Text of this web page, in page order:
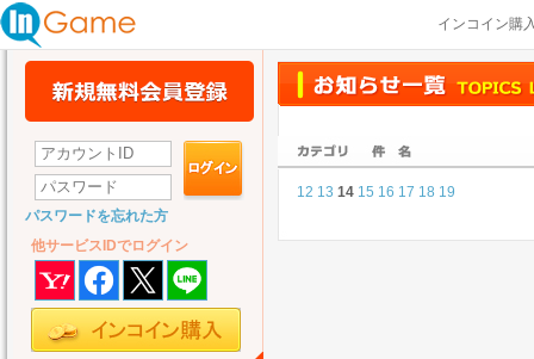
インコイン購
パスワードを忘れた方
他サービスIDでログイン
12 13 14 15 16 17 18 19